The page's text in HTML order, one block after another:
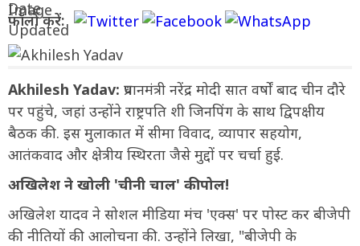
फॉलो करें:
Akhilesh Yadav: प्रधानमंत्री नरेंद्र मोदी सात वर्षों बाद चीन दौरे
पर पहुंचे, जहां उन्होंने राष्ट्रपति शी जिनपिंग के साथ द्विपक्षीय
बैठक की. इस मुलाकात में सीमा विवाद, व्यापार सहयोग,
आतंकवाद और क्षेत्रीय स्थिरता जैसे मुद्दों पर चर्चा हुई.
अखिलेश ने खोली 'चीनी चाल' की पोल!
अखिलेश यादव ने सोशल मीडिया मंच 'एक्स' पर पोस्ट कर बीजेपी
की नीतियों की आलोचना की. उन्होंने लिखा, "बीजेपी के